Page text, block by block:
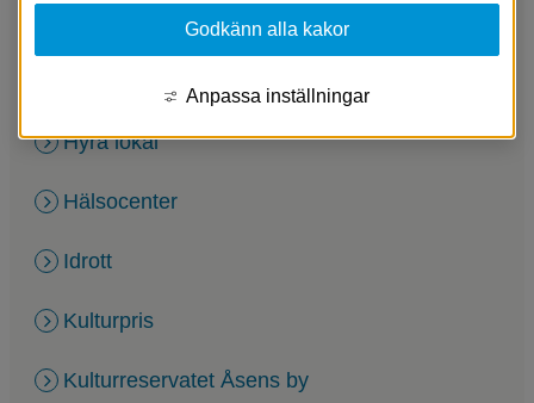
Fritidsgården Källan
Hyra lokal
Hälsocenter
Idrott
Kulturpris
Kulturreservatet Åsens by
Godkänn alla kakor
Anpassa inställningar